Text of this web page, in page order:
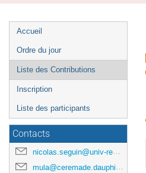
Menu
de
l'événement
Accueil
Ordre du jour
Liste des Contributions
Inscription
Liste des participants
Contacts
nicolas.seguin@univ-rennes1.fr
mula@ceremade.dauphine.fr